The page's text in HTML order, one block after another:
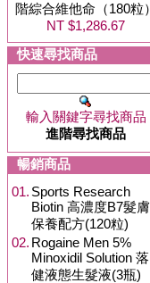
階綜合維他命（180粒）
NT $1,286.67
快速尋找商品
輸入關鍵字尋找商品
進階尋找商品
暢銷商品
01. Sports Research
Biotin 高濃度B7髮膚
保養配方(120粒)
02. Rogaine Men 5%
Minoxidil Solution 落
健液態生髮液(3瓶)